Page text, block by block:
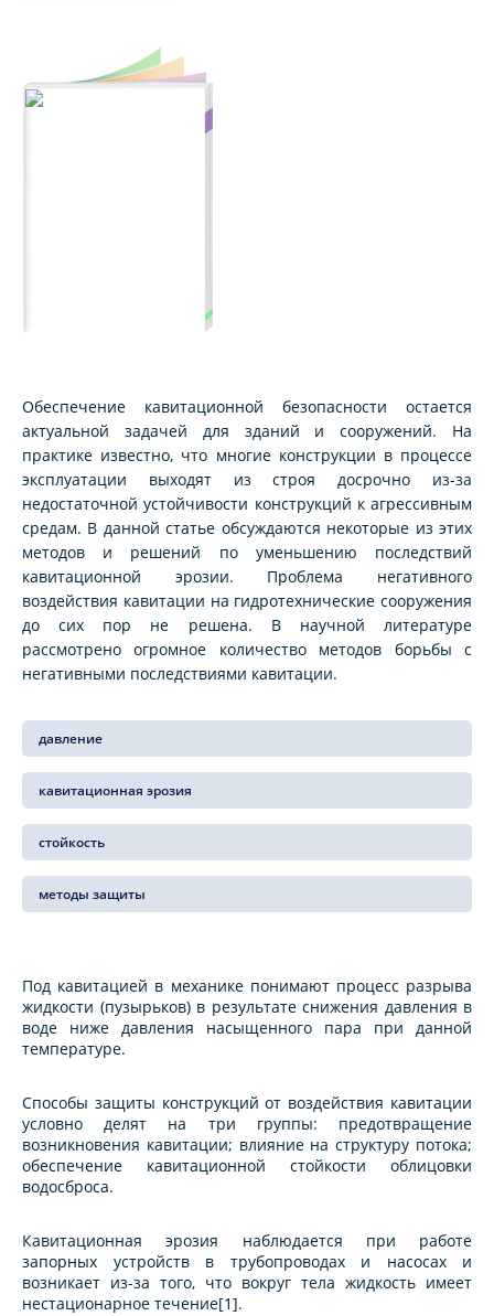
Обеспечение кавитационной безопасности остается
актуальной задачей для зданий и сооружений. На
практике известно, что многие конструкции в процессе
эксплуатации выходят из строя досрочно из-за
недостаточной устойчивости конструкций к агрессивным
средам. В данной статье обсуждаются некоторые из этих
методов и решений по уменьшению последствий
кавитационной эрозии. Проблема негативного
воздействия кавитации на гидротехнические сооружения
до сих пор не решена. В научной литературе
рассмотрено огромное количество методов борьбы с
негативными последствиями кавитации.
давление
кавитационная эрозия
стойкость
методы защиты
Под кавитацией в механике понимают процесс разрыва
жидкости (пузырьков) в результате снижения давления в
воде ниже давления насыщенного пара при данной
температуре.
Способы защиты конструкций от воздействия кавитации
условно делят на три группы: предотвращение
возникновения кавитации; влияние на структуру потока;
обеспечение кавитационной стойкости облицовки
водосброса.
Кавитационная эрозия наблюдается при работе
запорных устройств в трубопроводах и насосах и
возникает из-за того, что вокруг тела жидкость имеет
нестационарное течение[1].